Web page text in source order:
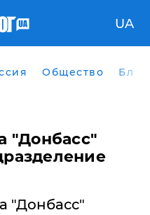
UA
Общество
"Донбасс"
"Донбасс"